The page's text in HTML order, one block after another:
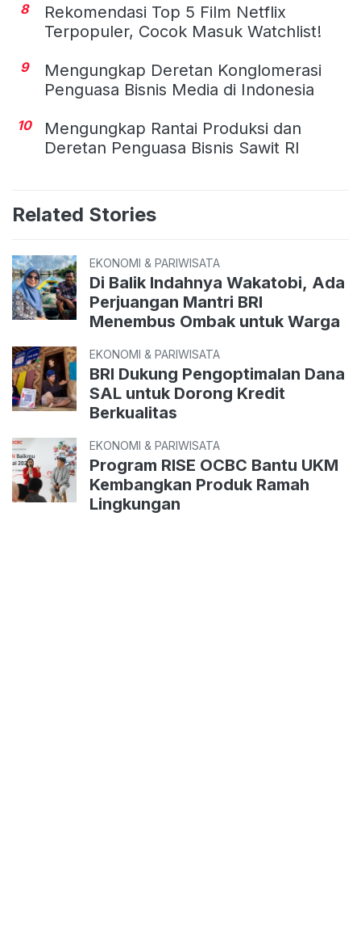
8
Rekomendasi Top 5 Film Netflix
Terpopuler, Cocok Masuk Watchlist!
9
Mengungkap Deretan Konglomerasi
Penguasa Bisnis Media di Indonesia
10
Mengungkap Rantai Produksi dan
Deretan Penguasa Bisnis Sawit RI
Related Stories
EKONOMI & PARIWISATA
Di Balik Indahnya Wakatobi, Ada
Perjuangan Mantri BRI
Menembus Ombak untuk Warga
EKONOMI & PARIWISATA
BRI Dukung Pengoptimalan Dana
SAL untuk Dorong Kredit
Berkualitas
EKONOMI & PARIWISATA
Program RISE OCBC Bantu UKM
Kembangkan Produk Ramah
Lingkungan